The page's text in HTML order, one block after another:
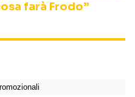
farà Frodo”